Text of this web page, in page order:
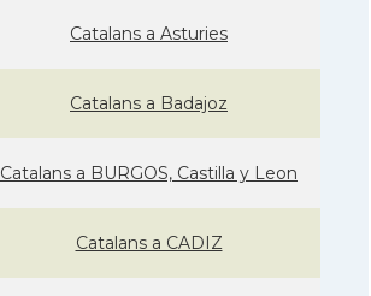
Catalans a Asturies
Catalans a Badajoz
Catalans a BURGOS, Castilla y Leon
Catalans a CADIZ